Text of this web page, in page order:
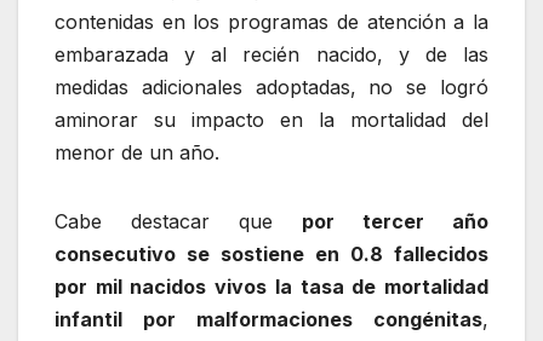
contenidas en los programas de atención a la
embarazada y al recién nacido, y de las
medidas adicionales adoptadas, no se logró
aminorar su impacto en la mortalidad del
menor de un año.
Cabe destacar que por tercer año
consecutivo se sostiene en 0.8 fallecidos
por mil nacidos vivos la tasa de mortalidad
infantil por malformaciones congénitas,